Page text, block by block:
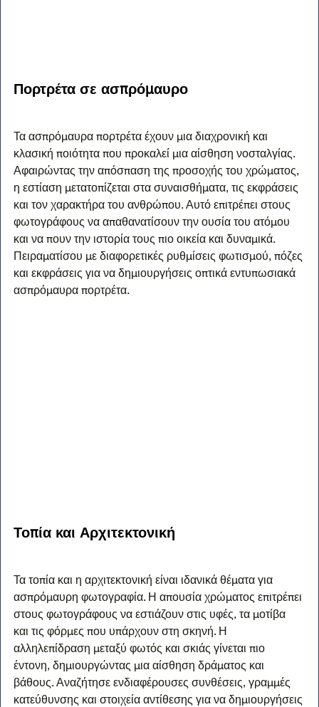
Πορτρέτα σε ασπρόμαυρο
Τα ασπρόμαυρα πορτρέτα έχουν μια διαχρονική και
κλασική ποιότητα που προκαλεί μια αίσθηση νοσταλγίας.
Αφαιρώντας την απόσπαση της προσοχής του χρώματος,
η εστίαση μετατοπίζεται στα συναισθήματα, τις εκφράσεις
και τον χαρακτήρα του ανθρώπου. Αυτό επιτρέπει στους
φωτογράφους να απαθανατίσουν την ουσία του ατόμου
και να πουν την ιστορία τους πιο οικεία και δυναμικά.
Πειραματίσου με διαφορετικές ρυθμίσεις φωτισμού, πόζες
και εκφράσεις για να δημιουργήσεις οπτικά εντυπωσιακά
ασπρόμαυρα πορτρέτα.
Τοπία και Αρχιτεκτονική
Τα τοπία και η αρχιτεκτονική είναι ιδανικά θέματα για
ασπρόμαυρη φωτογραφία. Η απουσία χρώματος επιτρέπει
στους φωτογράφους να εστιάζουν στις υφές, τα μοτίβα
και τις φόρμες που υπάρχουν στη σκηνή. Η
αλληλεπίδραση μεταξύ φωτός και σκιάς γίνεται πιο
έντονη, δημιουργώντας μια αίσθηση δράματος και
βάθους. Αναζήτησε ενδιαφέρουσες συνθέσεις, γραμμές
κατεύθυνσης και στοιχεία αντίθεσης για να δημιουργήσεις